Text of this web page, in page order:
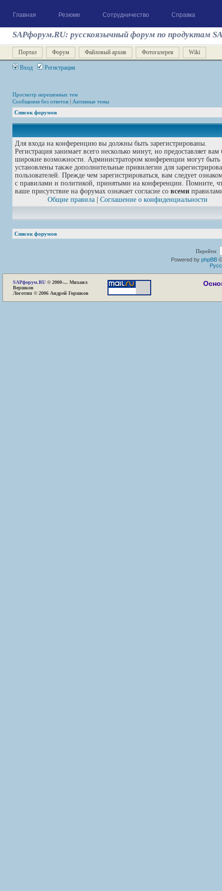
Главная Резюме Сотрудничество Справка
SAPфорум.RU: русскоязычный форум по продуктам
Портал Форум Файловый архив Фотогалерея Wiki
Вход Регистрация
Просмотр нерешенных тем
Сообщения без ответов | Активные темы
Список форумов
Для входа на конференцию вы должны быть зарегистрированы.
Регистрация занимает всего несколько минут, но предоставляет вам
широкие возможности. Администратором конференции могут быть
установлены также дополнительные привилегии для
пользователей. Прежде чем зарегистрироваться, вам следует
с правилами и политикой, принятыми на конференции. Помните,
ваше присутствие на форумах означает согласие со всеми
Общие правила
Соглашение о конфиденциальности
Список форумов
Перейти:
Powered by phpBB
SAPфорум.RU © 2000-... Михаил
Вершков
Логотип © 2006 Андрей Горшков